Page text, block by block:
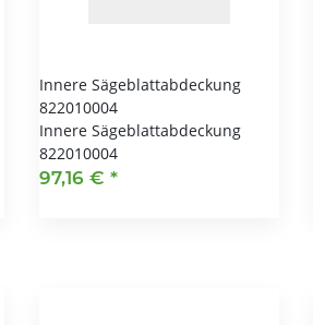
Innere Sägeblattabdeckung
822010004
Innere Sägeblattabdeckung
822010004
97,16 € *